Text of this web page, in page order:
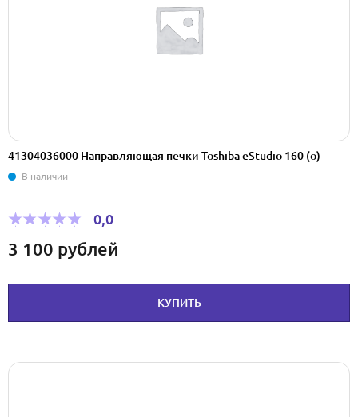
41304036000 Направляющая печки Toshiba eStudio 160 (o)
В наличии
0,0
3 100 рублей
КУПИТЬ